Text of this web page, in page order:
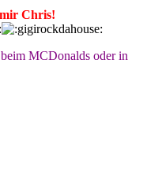
Chris!
MCDonalds oder in